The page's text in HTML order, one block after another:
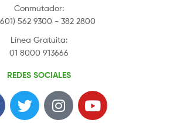
Conmutador:
562 9300 - 382 2800
Línea Gratuita:
01 8000 913666
REDES SOCIALES